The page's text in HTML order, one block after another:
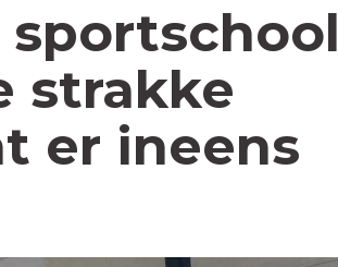
strakke
er ineens